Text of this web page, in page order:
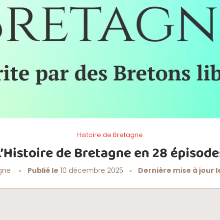
Histoire de Bretagne
de Bretagne en 28
Publié le 10 décembre 2025 Dernière mise à jour